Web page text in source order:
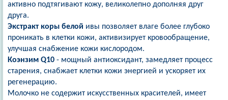
активно подтягивают кожу, великолепно дополняя друг
друга.
Экстракт коры белой ивы позволяет влаге более глубоко
проникать в клетки кожи, активизирует кровообращение,
улучшая снабжение кожи кислородом.
Коэнзим Q10 - мощный антиоксидант, замедляет процесс
старения, снабжает клетки кожи энергией и ускоряет их
регенерацию.
Молочко не содержит искусственных красителей, имеет